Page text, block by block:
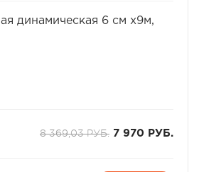
динамическая 6 см х9м,
8 369,03 РУБ. 7 970 РУБ.